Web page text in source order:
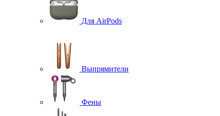
Для AirPods
Выпрямители
Фены